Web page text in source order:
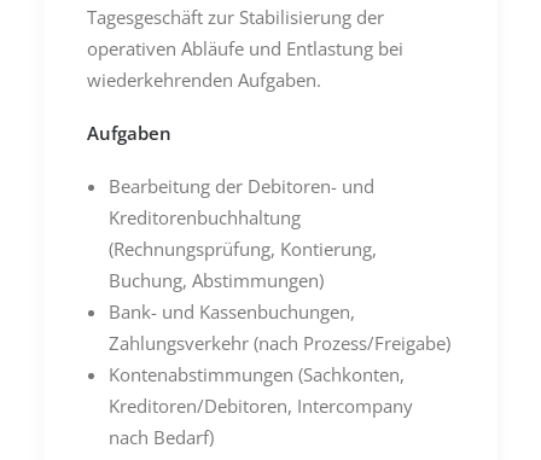
Tagesgeschäft zur Stabilisierung der
operativen Abläufe und Entlastung bei
wiederkehrenden Aufgaben.
Aufgaben
Bearbeitung der Debitoren- und
Kreditorenbuchhaltung
(Rechnungsprüfung, Kontierung,
Buchung, Abstimmungen)
Bank- und Kassenbuchungen,
Zahlungsverkehr (nach Prozess/Freigabe)
Kontenabstimmungen (Sachkonten,
Kreditoren/Debitoren, Intercompany
nach Bedarf)